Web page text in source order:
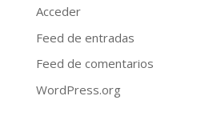
Acceder
Feed de entradas
Feed de comentarios
WordPress.org